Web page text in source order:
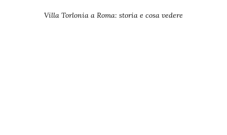
Villa Torlonia a Roma: storia e cosa vedere